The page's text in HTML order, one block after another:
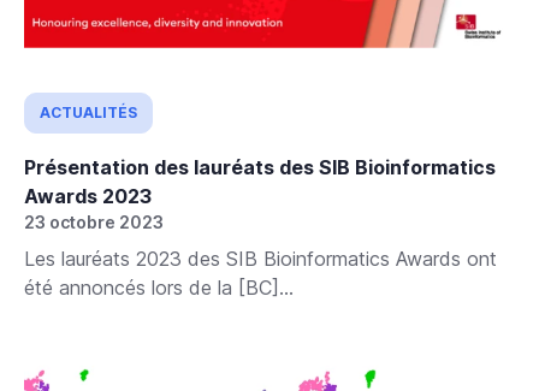
ACTUALITÉS
Présentation des lauréats des SIB Bioinformatics
Awards 2023
23 octobre 2023
Les lauréats 2023 des SIB Bioinformatics Awards ont
été annoncés lors de la [BC]...